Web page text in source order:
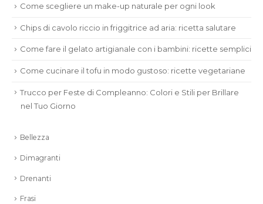
Come scegliere un make-up naturale per ogni look
Chips di cavolo riccio in friggitrice ad aria: ricetta salutare
Come fare il gelato artigianale con i bambini: ricette semplici
Come cucinare il tofu in modo gustoso: ricette vegetariane
Trucco per Feste di Compleanno: Colori e Stili per Brillare
nel Tuo Giorno
Bellezza
Dimagranti
Drenanti
Frasi